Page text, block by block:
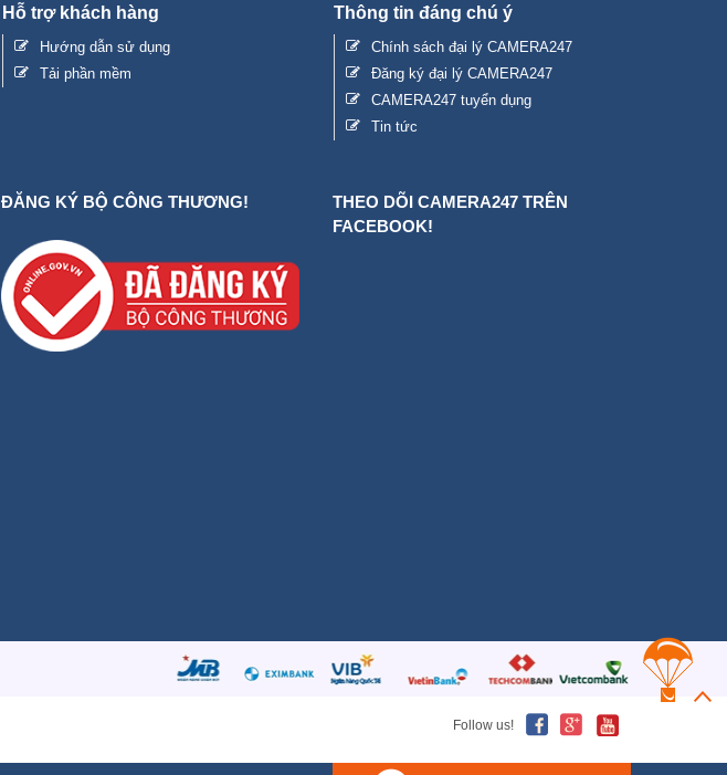
Hỗ trợ khách hàng
Hướng dẫn sử dụng
Tải phần mềm
Thông tin đáng chú ý
Chính sách đại lý CAMERA247
Đăng ký đại lý CAMERA247
CAMERA247 tuyển dụng
Tin tức
ĐĂNG KÝ BỘ CÔNG THƯƠNG!
THEO DÕI CAMERA247 TRÊN
FACEBOOK!
Follow us!